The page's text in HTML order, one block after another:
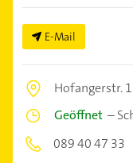
E-Mail
Hofangerstr.
Geöffnet –
089 40 47 33